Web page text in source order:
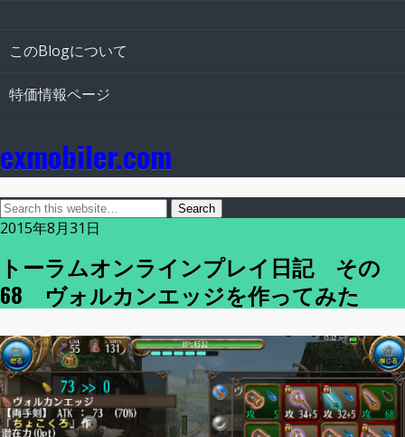
このBlogについて
特価情報ページ
exmobiler.com
2015年8月31日
トーラムオンラインプレイ日記 その
68 ヴォルカンエッジを作ってみた